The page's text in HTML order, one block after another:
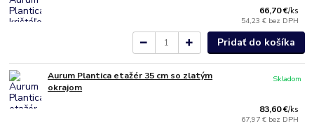
66,70 €/ks
54,23 € bez DPH
Pridať do košíka
Aurum Plantica etažér 35 cm so zlatým
okrajom
83,60 €/ks
67,97 € bez DPH
Skladom